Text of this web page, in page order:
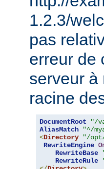
1.2.3/
pas
erreur de
serveur à
racine
DocumentRoot
"/
AliasMatch
"^/
<Directory "/
RewriteEngine
RewriteBase
RewriteRule